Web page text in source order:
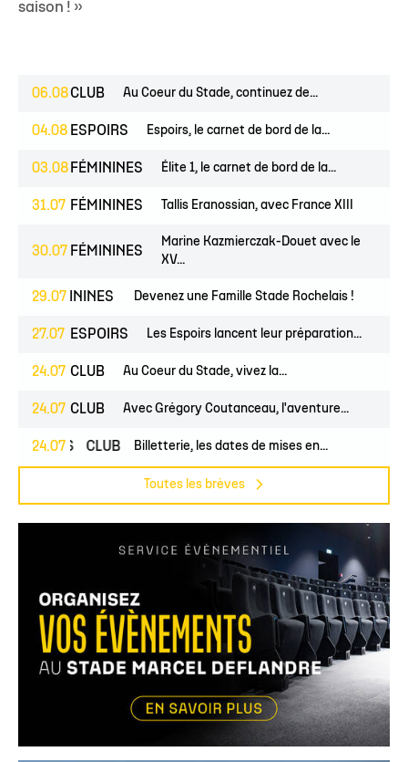
saison ! »
06.08CLUB Au Coeur du Stade, continuez de...
04.08 ESPOIRS Espoirs, le carnet de bord de la...
03.08 FÉMININES Élite 1, le carnet de bord de la...
31.07 FÉMININES Tallis Eranossian, avec France XIII
30.07 FÉMININES
Marine Kazmierczak-Douet avec le
XV...
29.07
FÉMININES CLUB Devenez une Famille Stade Rochelais !
27.07 ESPOIRS Les Espoirs lancent leur préparation...
24.07 CLUB Au Coeur du Stade, vivez la...
24.07 CLUB Avec Grégory Coutanceau, l'aventure...
24.07
PROS CLUB Billetterie, les dates de mises en...
Toutes les brèves